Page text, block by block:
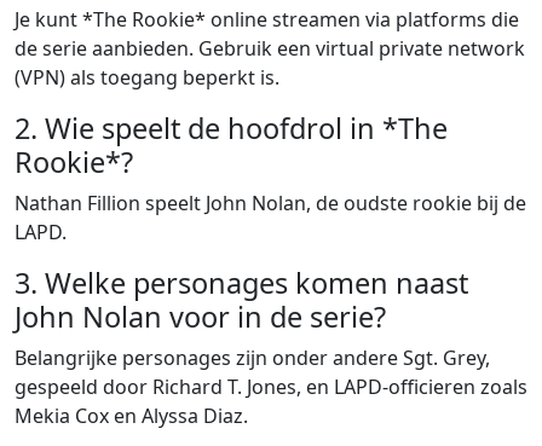
Je kunt *The Rookie* online streamen via platforms die
de serie aanbieden. Gebruik een virtual private network
(VPN) als toegang beperkt is.
2. Wie speelt de hoofdrol in *The
Rookie*?
Nathan Fillion speelt John Nolan, de oudste rookie bij de
LAPD.
3. Welke personages komen naast
John Nolan voor in de serie?
Belangrijke personages zijn onder andere Sgt. Grey,
gespeeld door Richard T. Jones, en LAPD-officieren zoals
Mekia Cox en Alyssa Diaz.